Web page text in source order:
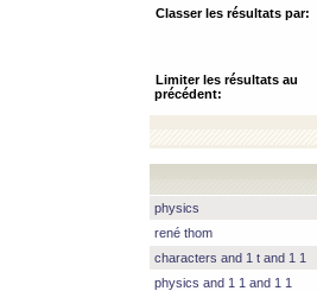
Classer les résultats par:
Limiter les résultats au
précédent:
physics
rené thom
characters and 1 t and 1 1
physics and 1 1 and 1 1